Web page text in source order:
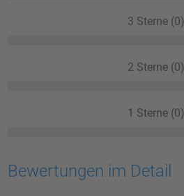
3 Sterne (0)
2 Sterne (0)
1 Sterne (0)
Bewertungen im Detail